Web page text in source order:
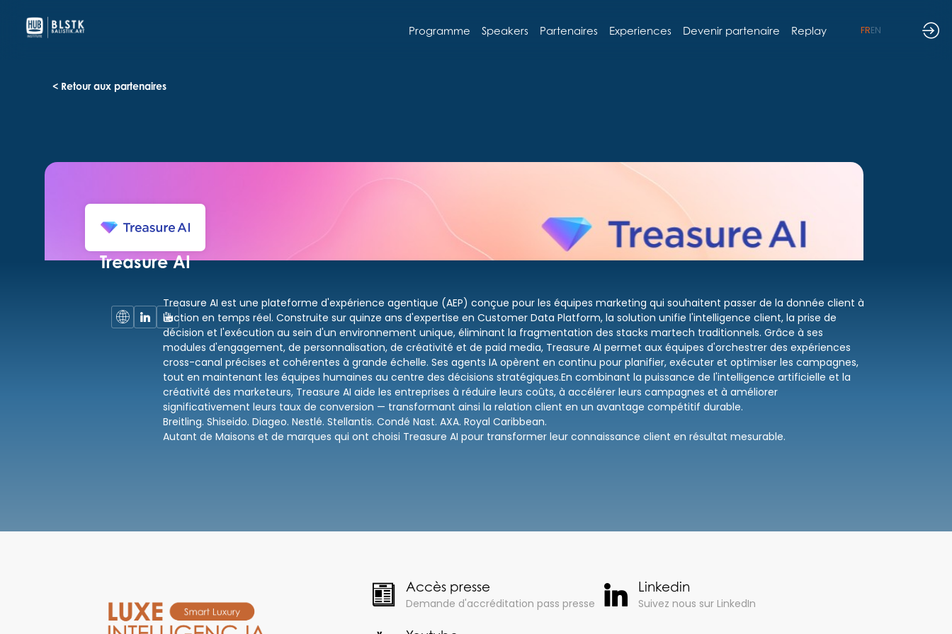
Programme Speakers Partenaires Experiences Devenir partenaire Replay FREN
< Retour aux partenaires
Treasure AI est une plateforme d'expérience agentique (AEP) conçue pour les équipes marketing qui souhaitent passer de la donnée client à
l'action en temps réel. Construite sur quinze ans d'expertise en Customer Data Platform, la solution unifie l'intelligence client, la prise de
décision et l'exécution au sein d'un environnement unique, éliminant la fragmentation des stacks martech traditionnels. Grâce à ses
modules d'engagement, de personnalisation, de créativité et de paid media, Treasure AI permet aux équipes d'orchestrer des expériences
cross-canal précises et cohérentes à grande échelle. Ses agents IA opèrent en continu pour planifier, exécuter et optimiser les campagnes,
tout en maintenant les équipes humaines au centre des décisions stratégiques.En combinant la puissance de l'intelligence artificielle et la
créativité des marketeurs, Treasure AI aide les entreprises à réduire leurs coûts, à accélérer leurs campagnes et à améliorer
significativement leurs taux de conversion — transformant ainsi la relation client en un avantage compétitif durable.
Breitling. Shiseido. Diageo. Nestlé. Stellantis. Condé Nast. AXA. Royal Caribbean.
Autant de Maisons et de marques qui ont choisi Treasure AI pour transformer leur connaissance client en résultat mesurable.
Treasure AI
Accès presse
Demande d'accréditation pass presse
Linkedin
Suivez nous sur LinkedIn